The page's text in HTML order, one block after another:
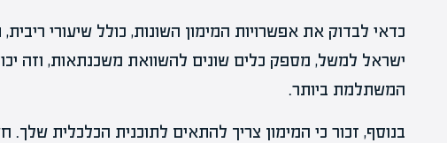
כדאי לבדוק את אפשרויות המימון השונות, כולל שיעורי
ישראל למשל, מספק כלים שונים להשוואת משכנתאות, וזה
המשתלמת ביותר.
בנוסף, זכור כי המימון צריך להתאים לתוכנית הכלכלית שלך.